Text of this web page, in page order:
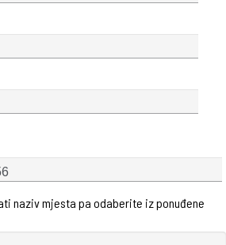
naziv mjesta pa odaberite iz ponuđene